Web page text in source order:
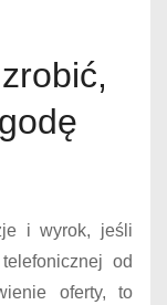
i wyrok, jeśli
od
oferty, to